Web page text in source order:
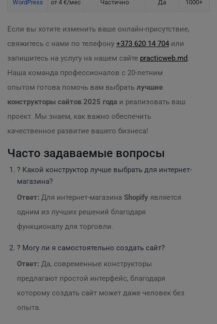
WordPress от 4 €/мес Частично Да 1000+
Если вы хотите изменить ваше онлайн-присутствие,
свяжитесь с нами по телефону +373 620 14 704 или
запишитесь на услугу на нашем сайте practicweb.md.
Наша команда профессионалов с 20-летним
опытом готова помочь вам выбрать лучшие
конструкторы сайтов 2025 года и реализовать ваш
проект. Мы знаем, как важно обеспечить
качественное развитие вашего бизнеса!
Часто задаваемые вопросы
? Какой конструктор лучше выбрать для интернет-
магазина?
Ответ: Для интернет-магазина Shopify является
одним из лучших решений благодаря
функционалу для торговли.
? Могу ли я самостоятельно создать сайт?
Ответ: Да, современные конструкторы
предлагают простой интерфейс, благодаря
которому создать сайт может даже человек без
опыта.